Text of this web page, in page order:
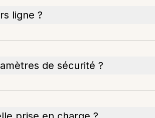
ligne ?
de sécurité ?